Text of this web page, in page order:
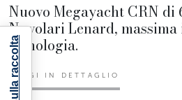
Nuovo Megayacht CRN
Nuvolari Lenard,
tecnologia.
LEGGI IN DETTAGLIO